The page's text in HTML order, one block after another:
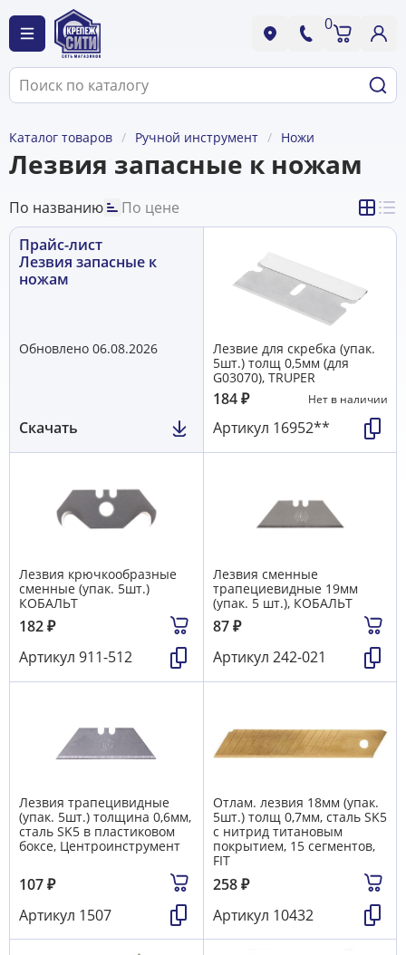
0
Каталог товаров Ручной инструмент Ножи
Лезвия запасные к ножам
По названию
По цене
Прайс-лист
Лезвия запасные к
ножам
Обновлено 06.08.2026
Скачать
Лезвие для скребка (упак.
5шт.) толщ 0,5мм (для
G03070), TRUPER
184₽ Нет в наличии
Артикул 16952**
Лезвия крючкообразные
сменные (упак. 5шт.)
КОБАЛЬТ
182₽
Артикул 911-512
Лезвия сменные
трапециевидные 19мм
(упак. 5 шт.), КОБАЛЬТ
87₽
Артикул 242-021
Лезвия трапецивидные
(упак. 5шт.) толщина 0,6мм,
сталь SK5 в пластиковом
боксе, Центроинструмент
107₽
Артикул 1507
Отлам. лезвия 18мм (упак.
5шт.) толщ 0,7мм, сталь SK5
с нитрид титановым
покрытием, 15 сегментов,
FIT
258₽
Артикул 10432